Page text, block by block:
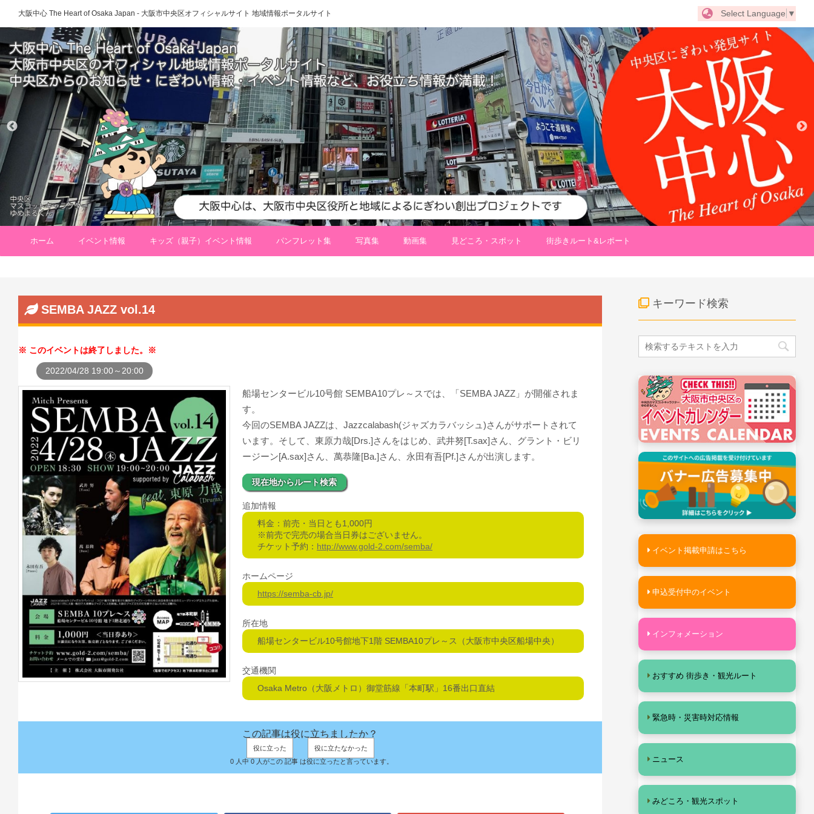
大阪中心 The Heart of Osaka Japan - 大阪市中央区オフィシャルサイト 地域情報ポータルサイト Select Language ▼
ホーム イベント情報 キッズ（親子）イベント情報 パンフレット集 写真集 動画集 見どころ・スポット 街歩きルート&レポート
SEMBA JAZZ vol.14
このイベントは終了しました。
2022/04/28 19:00～20:00
船場センタービル10号館 SEMBA10プレ～スでは、「SEMBA JAZZ」が開催されま
す。
今回のSEMBA JAZZは、Jazzcalabash(ジャズカラバッシュ)さんがサポートされて
います。そして、東原力哉[Drs.]さんをはじめ、武井努[T.sax]さん、グラント・ビリ
ージーン[A.sax]さん、萬恭隆[Ba.]さん、永田有吾[Pf.]さんが出演します。
現在地からルート検索
追加情報
料金：前売・当日とも1,000円
※前売で完売の場合当日券はございません。
チケット予約： http://www.gold-2.com/semba/
ホームページ
https://semba-cb.jp/
所在地
船場センタービル10号館地下1階 SEMBA10プレ～ス（大阪市中央区船場中央）
交通機関
Osaka Metro（大阪メトロ）御堂筋線「本町駅」16番出口直結
この記事は役に立ちましたか？
役に立った
役に立たなかった
0 人中 0 人がこの 記事 は役に立ったと言っています。
キーワード検索
イベント掲載申請はこちら
申込受付中のイベント
インフォメーション
おすすめ 街歩き・観光ルート
緊急時・災害時対応情報
ニュース
みどころ・観光スポット